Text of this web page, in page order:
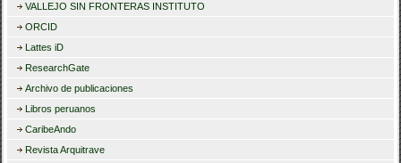
VALLEJO SIN FRONTERAS INSTITUTO
ORCID
Lattes iD
ResearchGate
Archivo de publicaciones
Libros peruanos
CaribeAndo
Revista Arquitrave